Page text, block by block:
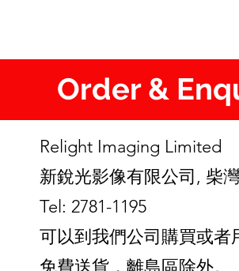
Order &
Relight Imaging Limited
新銳光影像有限公司, 柴
Tel: 2781-1195
可以到我們公司購買或者
免費送貨，離島區除外。